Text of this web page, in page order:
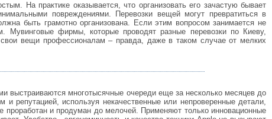
На практике оказывается, что организовать его зачастую бывает
повреждениями. Перевозки вещей могут превратиться в
быть грамотно организована. Если этим вопросом занимается не
Мувинговые фирмы, которые проводят разные перевозки по Киеву,
вещи профессионалам – правда, даже в таком случае от мелких
выстраиваются многотысячные очереди еще за несколько месяцев до
репутацией, используя некачественные или непроверенные детали,
проработан и продуман до мелочей. Применяют только инновационные